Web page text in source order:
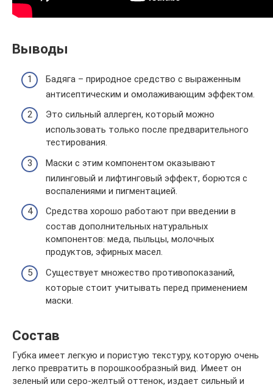
Выводы
Бадяга – природное средство с выраженным
антисептическим и омолаживающим эффектом.
Это сильный аллерген, который можно
использовать только после предварительного
тестирования.
Маски с этим компонентом оказывают
пилинговый и лифтинговый эффект, борются с
воспалениями и пигментацией.
Средства хорошо работают при введении в
состав дополнительных натуральных
компонентов: меда, пыльцы, молочных
продуктов, эфирных масел.
Существует множество противопоказаний,
которые стоит учитывать перед применением
маски.
Состав
Губка имеет легкую и пористую текстуру, которую очень
легко превратить в порошкообразный вид. Имеет он
зеленый или серо-желтый оттенок, издает сильный и